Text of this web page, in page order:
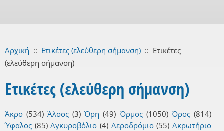
Αρχική :: Ετικέτες (ελεύθερη σήμανση) :: Ετικέτες
(ελεύθερη σήμανση)
Ετικέτες (ελεύθερη σήμανση)
Άκρο (534) Άλσος (3) Όρη (49) Όρμος(1050) Όρος(814)
Ύφαλος (85) Αγκυροβόλιο (4) Αεροδρόμιο(55) Ακρωτήριο